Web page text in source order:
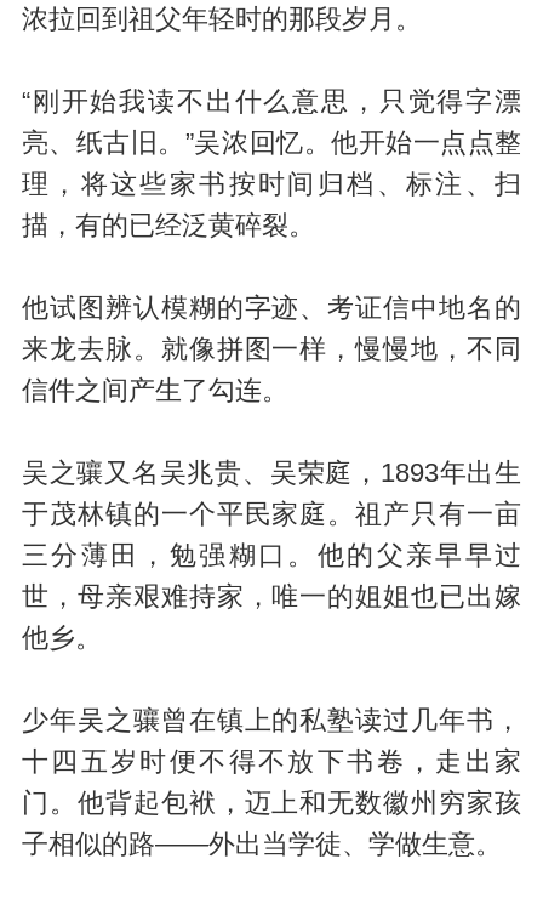
浓拉回到祖父年轻时的那段岁月。
“刚开始我读不出什么意思，只觉得字漂
亮、纸古旧。”吴浓回忆。他开始一点点整
理，将这些家书按时间归档、标注、扫
描，有的已经泛黄碎裂。
他试图辨认模糊的字迹、考证信中地名的
来龙去脉。就像拼图一样，慢慢地，不同
信件之间产生了勾连。
吴之骧又名吴兆贵、吴荣庭，1893年出生
于茂林镇的一个平民家庭。祖产只有一亩
三分薄田，勉强糊口。他的父亲早早过
世，母亲艰难持家，唯一的姐姐也已出嫁
他乡。
少年吴之骧曾在镇上的私塾读过几年书，
十四五岁时便不得不放下书卷，走出家
门。他背起包袱，迈上和无数徽州穷家孩
子相似的路——外出当学徒、学做生意。